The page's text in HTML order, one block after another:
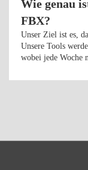
Wie genau
FBX?
Unser Ziel ist es,
Unsere Tools
wobei jede Woche